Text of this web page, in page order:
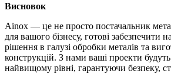
Висновок
Ainox — це не просто постачальник
для вашого бізнесу, готові забезпечити
рішення в галузі обробки металів та
конструкцій. З нами ваші проекти
найвищому рівні, гарантуючи безпеку,